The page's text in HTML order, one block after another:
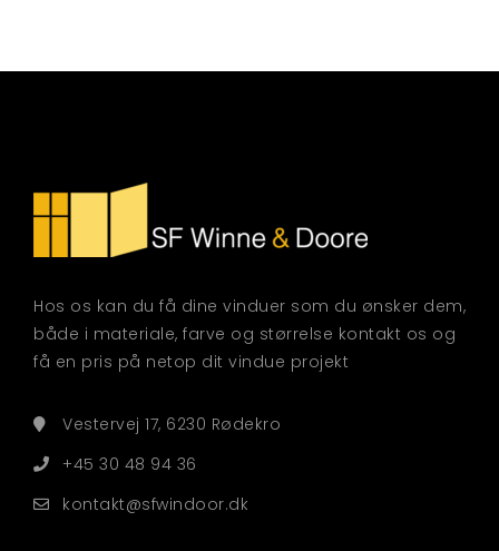
Hos os kan du få dine vinduer som du ønsker dem,
både i materiale, farve og størrelse kontakt os og
få en pris på netop dit vindue projekt
Vestervej 17, 6230 Rødekro
+45 30 48 94 36
kontakt@sfwindoor.dk